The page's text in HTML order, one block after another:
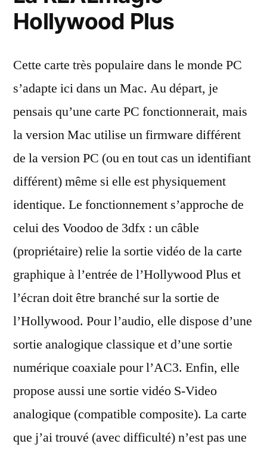
Hollywood Plus
Cette carte très populaire dans le monde PC
s’adapte ici dans un Mac. Au départ, je
pensais qu’une carte PC fonctionnerait, mais
la version Mac utilise un firmware différent
de la version PC (ou en tout cas un identifiant
différent) même si elle est physiquement
identique. Le fonctionnement s’approche de
celui des Voodoo de 3dfx : un câble
(propriétaire) relie la sortie vidéo de la carte
graphique à l’entrée de l’Hollywood Plus et
l’écran doit être branché sur la sortie de
l’Hollywood. Pour l’audio, elle dispose d’une
sortie analogique classique et d’une sortie
numérique coaxiale pour l’AC3. Enfin, elle
propose aussi une sortie vidéo S-Video
analogique (compatible composite). La carte
que j’ai trouvé (avec difficulté) n’est pas une